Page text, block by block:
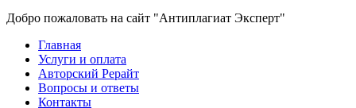
Добро пожаловать на сайт "Антиплагиат Эксперт"
Главная
Услуги и оплата
Авторский Рерайт
Вопросы и ответы
Контакты